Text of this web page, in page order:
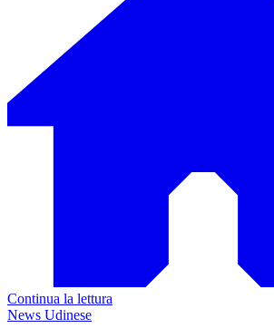
Continua la lettura
News Udinese